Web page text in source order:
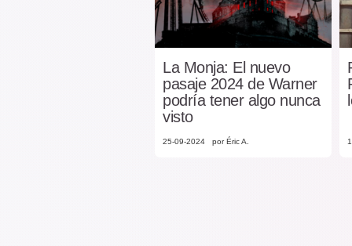
La Monja: El nuevo
pasaje 2024 de Warner
podría tener algo nunca
visto
25-09-2024 por Éric A.